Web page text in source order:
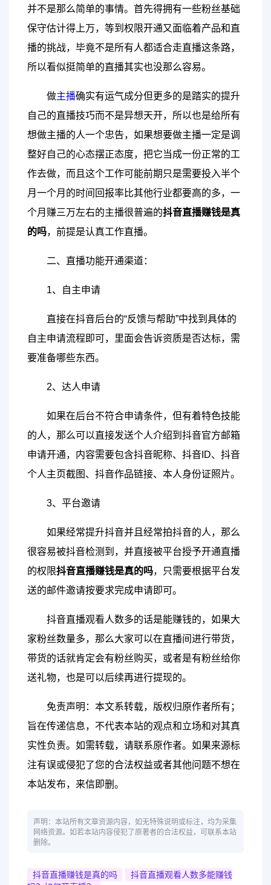
并不是那么简单的事情。首先得拥有一些粉丝基础
保守估计得上万，等到权限开通又面临着产品和直
播的挑战，毕竟不是所有人都适合走直播这条路，
所以看似挺简单的直播其实也没那么容易。
做主播确实有运气成分但更多的是踏实的提升
自己的直播技巧而不是异想天开，所以也是给所有
想做主播的人一个忠告，如果想要做主播一定是调
整好自己的心态摆正态度，把它当成一份正常的工
作去做，而且这个工作可能前期只是需要投入半个
月一个月的时间回报率比其他行业都要高的多，一
个月赚三万左右的主播很普遍的抖音直播赚钱是真
的吗，前提是认真工作直播。
二、直播功能开通渠道：
1、自主申请
直接在抖音后台的“反馈与帮助”中找到具体的
自主申请流程即可，里面会告诉资质是否达标，需
要准备哪些东西。
2、达人申请
如果在后台不符合申请条件，但有着特色技能
的人，那么可以直接发送个人介绍到抖音官方邮箱
申请开通，内容需要包含抖音昵称、抖音ID、抖音
个人主页截图、抖音作品链接、本人身份证照片。
3、平台邀请
如果经常提升抖音并且经常拍抖音的人，那么
很容易被抖音检测到，并直接被平台授予开通直播
的权限抖音直播赚钱是真的吗，只需要根据平台发
送的邮件邀请按要求完成申请即可。
抖音直播观看人数多的话是能赚钱的，如果大
家粉丝数量多，那么大家可以在直播间进行带货，
带货的话就肯定会有粉丝购买，或者是有粉丝给你
送礼物，也是可以后续再进行提现的。
免责声明：本文系转载，版权归原作者所有；
旨在传递信息，不代表本站的观点和立场和对其真
实性负责。如需转载，请联系原作者。如果来源标
注有误或侵犯了您的合法权益或者其他问题不想在
本站发布，来信即删。
声明：本站所有文章资源内容，如无特殊说明或标注，均为采集
网络资源。如若本站内容侵犯了原著者的合法权益，可联系本站
删除。
抖音直播赚钱是真的吗
抖音直播观看人数多能赚钱